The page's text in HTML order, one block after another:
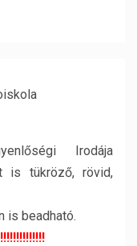
Irodája
is tükröző, rövid,
is beadható.